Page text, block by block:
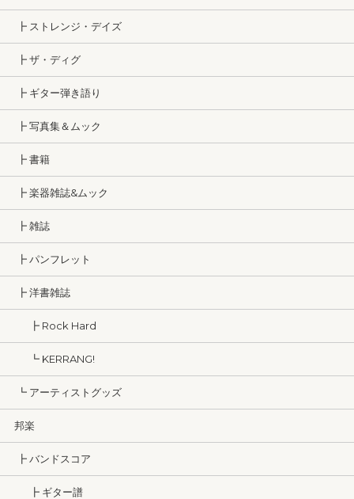
┣ ストレンジ・デイズ
┣ ザ・ディグ
┣ ギター弾き語り
┣ 写真集＆ムック
┣ 書籍
┣ 楽器雑誌&ムック
┣ 雑誌
┣ パンフレット
┣ 洋書雑誌
┣ Rock Hard
┗ KERRANG!
┗ アーティストグッズ
邦楽
┣ バンドスコア
┣ ギター譜